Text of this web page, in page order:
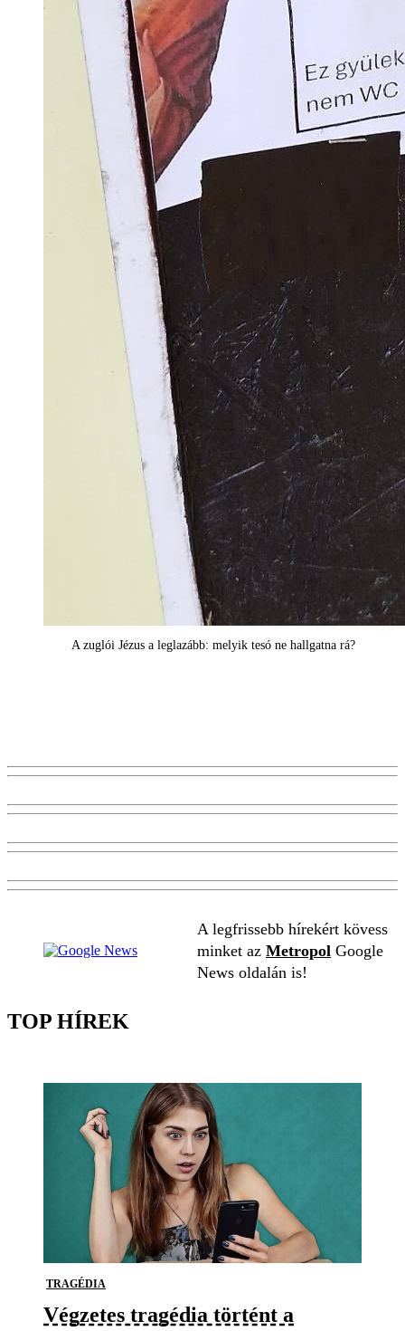
A zuglói Jézus a leglazább: melyik tesó ne hallgatna rá?
A legfrissebb hírekért kövess
minket az Metropol Google
News oldalán is!
TOP HÍREK
TRAGÉDIA
Végzetes tragédia történt a